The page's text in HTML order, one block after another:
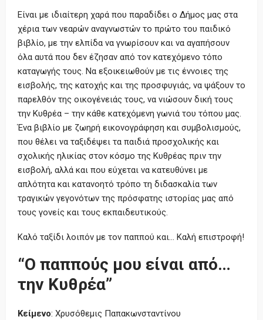
Είναι με ιδιαίτερη χαρά που παραδίδει ο Δήμος μας στα
χέρια των νεαρών αναγνωστών το πρώτο του παιδικό
βιβλίο, με την ελπίδα να γνωρίσουν και να αγαπήσουν
όλα αυτά που δεν έζησαν από τον κατεχόμενο τόπο
καταγωγής τους. Να εξοικειωθούν με τις έννοιες της
εισβολής, της κατοχής και της προσφυγιάς, να ψάξουν το
παρελθόν της οικογένειάς τους, να νιώσουν δική τους
την Κυθρέα – την κάθε κατεχόμενη γωνιά του τόπου μας.
Ένα βιβλίο με ζωηρή εικονογράφηση και συμβολισμούς,
που θέλει να ταξιδέψει τα παιδιά προσχολικής και
σχολικής ηλικίας στον κόσμο της Κυθρέας πριν την
εισβολή, αλλά και που εύχεται να κατευθύνει με
απλότητα και κατανοητό τρόπο τη διδασκαλία των
τραγικών γεγονότων της πρόσφατης ιστορίας μας από
τους γονείς και τους εκπαιδευτικούς.
Καλό ταξίδι λοιπόν με τον παππού και… Καλή επιστροφή!
“Ο παππούς μου είναι από…
την Κυθρέα”
Κείμενο: Χρυσόθεμις Παπακωνσταντίνου